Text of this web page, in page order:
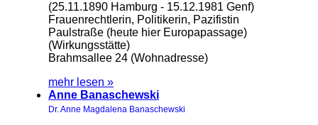
(25.11.1890 Hamburg - 15.12.1981 Genf)
Frauenrechtlerin, Politikerin, Pazifistin
Paulstraße (heute hier Europapassage)
(Wirkungsstätte)
Brahmsallee 24 (Wohnadresse)
mehr lesen »
Anne Banaschewski
Dr. Anne Magdalena Banaschewski